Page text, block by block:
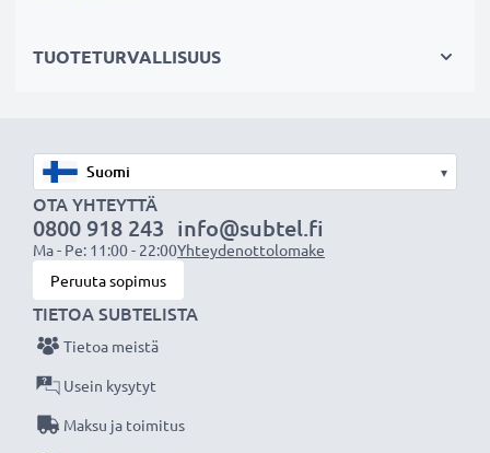
vaihtoakuksi alkuperäisen akun sijaan tai myös vara-
TUOTETURVALLISUUS
▾
OTA YHTEYTTÄ
0800 918 243
Ma - Pe: 11:00 - 22:00
info@subtel.fi
Yhteydenottolomake
Peruuta sopimus
TIETOA SUBTELISTA
Tietoa meistä
Usein kysytyt
Maksu ja toimitus